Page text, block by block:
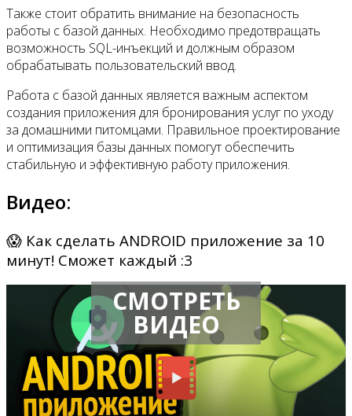
Также стоит обратить внимание на безопасность
работы с базой данных. Необходимо предотвращать
возможность SQL-инъекций и должным образом
обрабатывать пользовательский ввод.
Работа с базой данных является важным аспектом
создания приложения для бронирования услуг по уходу
за домашними питомцами. Правильное проектирование
и оптимизация базы данных помогут обеспечить
стабильную и эффективную работу приложения.
Видео:
😱 Как сделать ANDROID приложение за 10
минут! Сможет каждый :3
СМОТРЕТЬ
ВИДЕО